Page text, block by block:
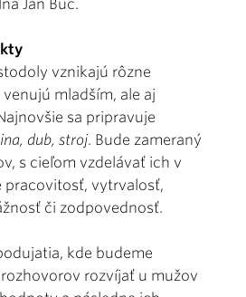
Ján Buc.
vznikajú rôzne
mladším, ale aj
sa pripravuje
dub, stroj. Bude zameraný
s cieľom vzdelávať ich v
pracovitosť, vytrvalosť,
či zodpovednosť.
kde budeme
rozvíjať u mužov